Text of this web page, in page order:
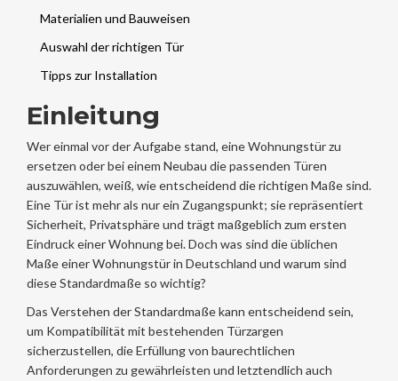
Materialien und Bauweisen
Auswahl der richtigen Tür
Tipps zur Installation
Einleitung
Wer einmal vor der Aufgabe stand, eine Wohnungstür zu
ersetzen oder bei einem Neubau die passenden Türen
auszuwählen, weiß, wie entscheidend die richtigen Maße sind.
Eine Tür ist mehr als nur ein Zugangspunkt; sie repräsentiert
Sicherheit, Privatsphäre und trägt maßgeblich zum ersten
Eindruck einer Wohnung bei. Doch was sind die üblichen
Maße einer Wohnungstür in Deutschland und warum sind
diese Standardmaße so wichtig?
Das Verstehen der Standardmaße kann entscheidend sein,
um Kompatibilität mit bestehenden Türzargen
sicherzustellen, die Erfüllung von baurechtlichen
Anforderungen zu gewährleisten und letztendlich auch